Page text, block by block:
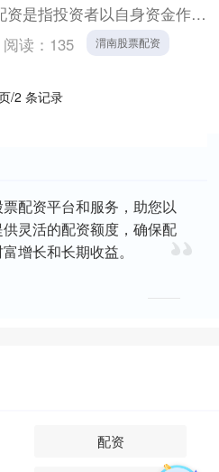
是指投资者以自身资金作为
例的资金进行股票投资的行
阅读： 135 渭南股票配资
/2 条记录
配资平台和服务，助您以
灵活的配资额度，确保配
增长和长期收益。
配资